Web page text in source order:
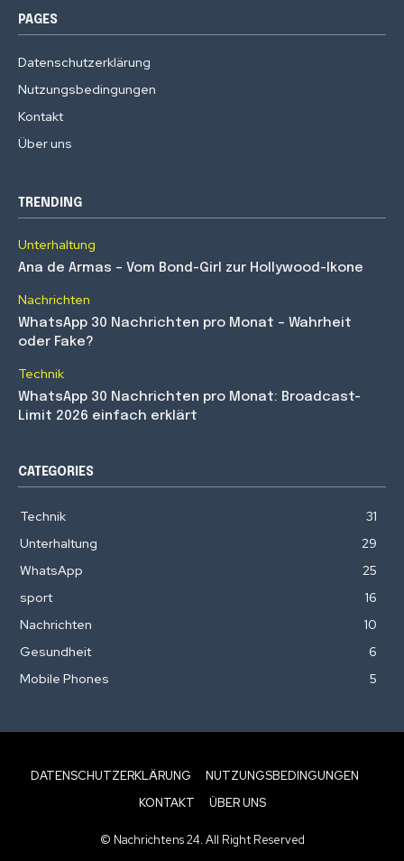
PAGES
Datenschutzerklärung
Nutzungsbedingungen
Kontakt
Über uns
TRENDING
Unterhaltung
Ana de Armas – Vom Bond-Girl zur Hollywood-Ikone
Nachrichten
WhatsApp 30 Nachrichten pro Monat – Wahrheit
oder Fake?
Technik
WhatsApp 30 Nachrichten pro Monat: Broadcast-
Limit 2026 einfach erklärt
CATEGORIES
Technik
31
Unterhaltung
29
WhatsApp
25
sport
16
Nachrichten
10
Gesundheit
6
Mobile Phones
5
DATENSCHUTZERKLÄRUNG
NUTZUNGSBEDINGUNGEN
KONTAKT
ÜBER UNS
© Nachrichtens 24. All Right Reserved